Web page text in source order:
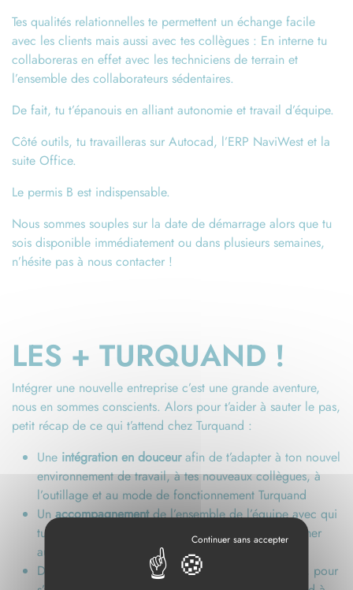
Tes qualités relationnelles te permettent un échange facile
avec les clients mais aussi avec tes collègues : En interne tu
collaboreras en effet avec les techniciens de terrain et
l’ensemble des collaborateurs sédentaires.
De fait, tu t’épanouis en alliant autonomie et travail d’équipe.
Côté outils, tu travailleras sur Autocad, l’ERP NaviWest et la
suite Office.
Le permis B est indispensable.
Nous sommes souples sur la date de démarrage alors que tu
sois disponible immédiatement ou dans plusieurs semaines,
n’hésite pas à nous contacter !
LES + TURQUAND !
Intégrer une nouvelle entreprise c’est une grande aventure,
nous en sommes conscients. Alors pour t’aider à sauter le pas,
petit récap de ce qui t’attend chez Turquand :
Une intégration en douceurafin de t’adapter à ton nouvel
environnement de travail, à tes nouveaux collègues, à
l’outillage et au mode de fonctionnement Turquand
Unaccompagnementde l’ensemble de l’équipe avec qui
tu partageras tes journées de travail, afin de te former
aux standards Turquand
Des
entretiens réguliersavec Morgan, ton manager, pour